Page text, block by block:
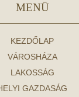
MENÜ
KEZDŐLAP
VÁROSHÁZA
LAKOSSÁG
GAZDASÁG